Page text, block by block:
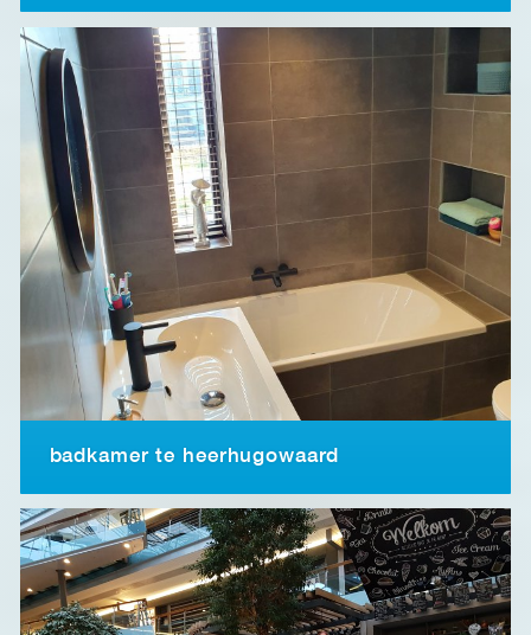
badkamer te heerhugowaard